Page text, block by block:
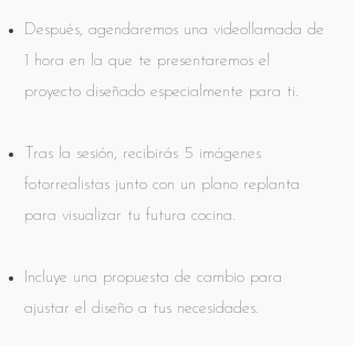
Después, agendaremos una videollamada de
1 hora en la que te presentaremos el
proyecto diseñado especialmente para ti.
Tras la sesión, recibirás 5 imágenes
fotorrealistas junto con un plano replanta
para visualizar tu futura cocina.
Incluye una propuesta de cambio para
ajustar el diseño a tus necesidades.